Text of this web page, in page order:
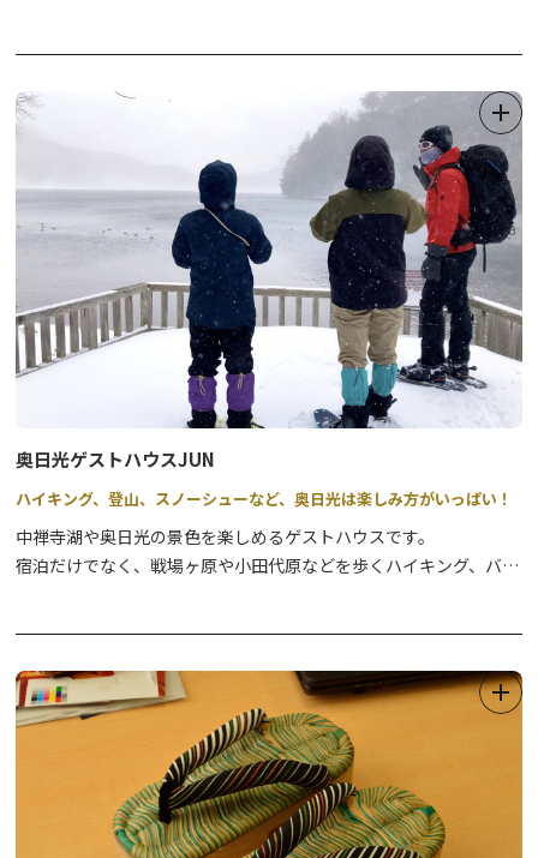
日光の社寺周辺は通年、混雑が予想されます。
日光旅ナビでは渋滞回避のコツや穴場のオススメスポット情報も紹
介中！↓↓
①日光の渋滞・混雑情報まとめ
②日光の社寺の混雑を避けて楽しむおススメスポット
奥日光ゲストハウスJUN
ハイキング、登山、スノーシューなど、奥日光は楽しみ方がいっぱい！
中禅寺湖や奥日光の景色を楽しめるゲストハウスです。
宿泊だけでなく、戦場ヶ原や小田代原などを歩くハイキング、バー
初心者向けのツアーや、ご希望に応じてカスタマイズ可能な貸切ツ
アーにも対応していますので、どうぞお気軽にお問合せください
●ネイチャーツアー（グリーンシーズン）
奥日光の自然を楽しむハイキング・トレッキングツアーです。